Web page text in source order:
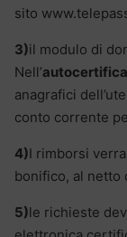
sito
3)il modulo di
Nell’
anagrafici
conto corrente
4)I rimborsi
bonifico, al netto
5)le richieste